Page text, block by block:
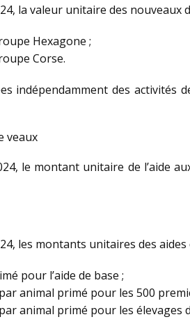
la valeur unitaire des nouveaux
Hexagone ;
Corse.
indépendamment des
veaux
le montant unitaire de l’aide
les montants unitaires des
pour l’aide de base ;
animal primé pour les 500
animal primé pour les élevages